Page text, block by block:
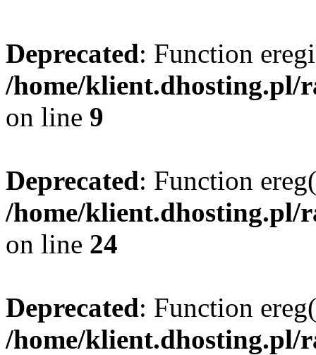
Deprecated: Function
/home/klient.dhosting.pl/
on line 9
Deprecated: Function
/home/klient.dhosting.pl/
on line 24
Deprecated: Function
/home/klient.dhosting.pl/